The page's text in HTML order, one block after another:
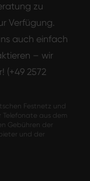
zu
Verfügung.
auch einfach
– wir
(+49 2572
Festnetz und
Telefonate aus dem
Gebühren der
und der